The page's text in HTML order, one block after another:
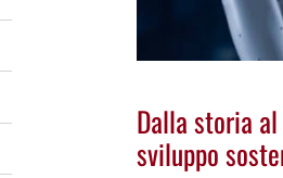
Dalla storia
sviluppo